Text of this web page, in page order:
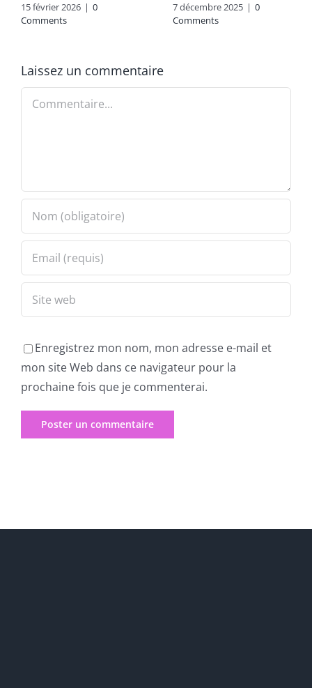
15 février 2026 | 0
Comments
7 décembre 2025 | 0
Comments
Laissez un commentaire
Commentaire
Enregistrez mon nom, mon adresse e-mail et
mon site Web dans ce navigateur pour la
prochaine fois que je commenterai.